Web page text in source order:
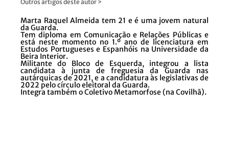
Outros artigos deste autor >
Marta Raquel Almeida tem 21 e é uma jovem natural
da Guarda.
Tem diploma em Comunicação e Relações Públicas e
está neste momento no 1.º ano de licenciatura em
Estudos Portugueses e Espanhóis na Universidade da
Beira Interior.
Militante do Bloco de Esquerda, integrou a lista
candidata à junta de freguesia da Guarda nas
autárquicas de 2021, e a candidatura às legislativas de
2022 pelo círculo eleitoral da Guarda.
Integra também o Coletivo Metamorfose (na Covilhã).